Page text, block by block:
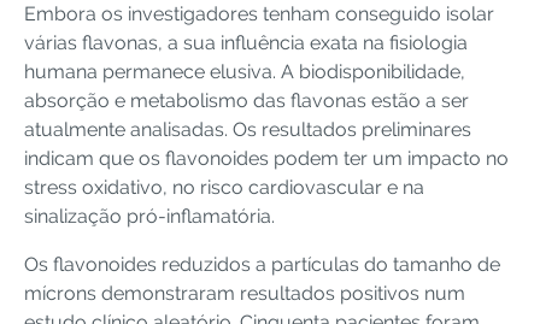
Embora os investigadores tenham conseguido isolar
várias flavonas, a sua influência exata na fisiologia
humana permanece elusiva. A biodisponibilidade,
absorção e metabolismo das flavonas estão a ser
atualmente analisadas. Os resultados preliminares
indicam que os flavonoides podem ter um impacto no
stress oxidativo, no risco cardiovascular e na
sinalização pró-inflamatória.
Os flavonoides reduzidos a partículas do tamanho de
mícrons demonstraram resultados positivos num